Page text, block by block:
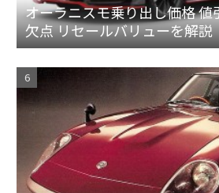
オーラニスモ乗り出し価格 値
欠点 リセールバリューを解説